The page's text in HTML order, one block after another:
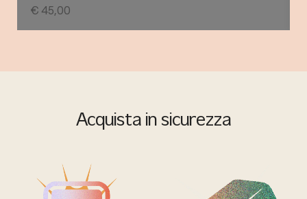
€ 45,00
Acquista in sicurezza